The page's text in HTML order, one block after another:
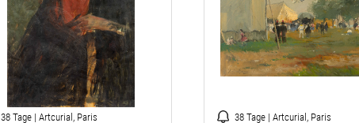
38 Tage | Artcurial, Paris 38 Tage | Artcurial, Paris